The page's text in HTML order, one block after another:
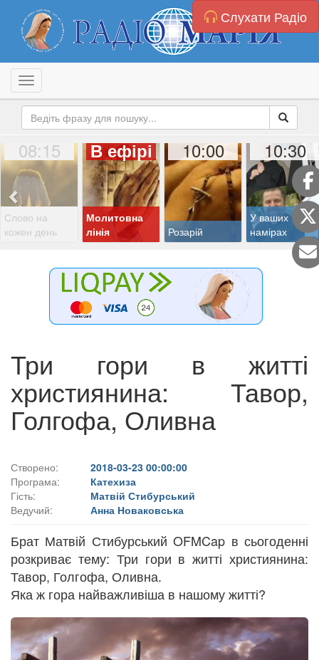
Слухати Радіо
Toggle navigation
08:15
Слово на
кожен день
В ефірі
Молитовна
лінія
10:00
Розарій
10:30
У ваших
намірах
Три гори в житті
християнина: Тавор,
Голгофа, Оливна
Створено:
2018-03-23 00:00:00
Програма:
Катехиза
Гість:
Матвій Стибурський
Ведучий:
Анна Новаковська
Брат Матвій Стибурський OFMCap в сьогоденні
розкриває тему: Три гори в житті християнина:
Тавор, Голгофа, Оливна.
Яка ж гора найважливіша в нашому житті?